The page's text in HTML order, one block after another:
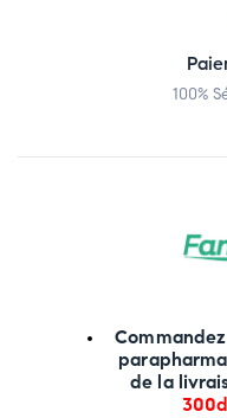
100%
de la